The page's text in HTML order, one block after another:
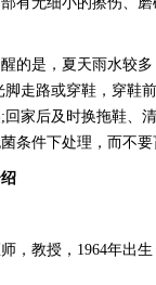
是，夏天雨水较多
脚走路或穿鞋，穿鞋
回家后及时换拖鞋、
条件下处理，而不
教授，1964年出生